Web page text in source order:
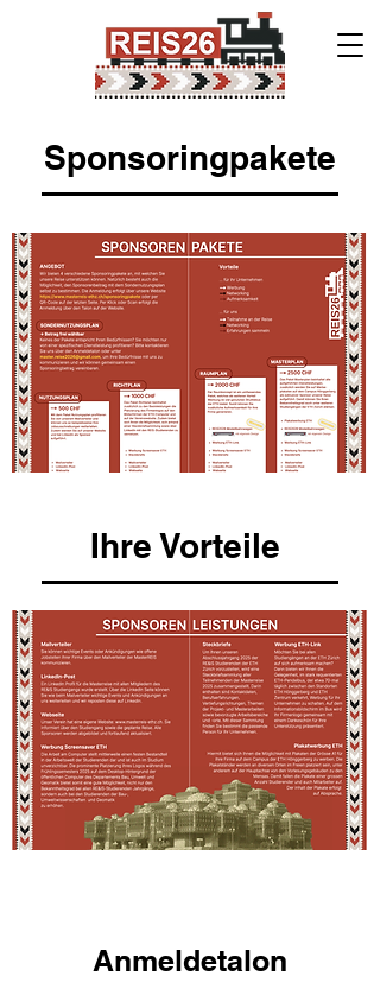
Sponsoringpakete
Ihre Vorteile
Anmeldetalon